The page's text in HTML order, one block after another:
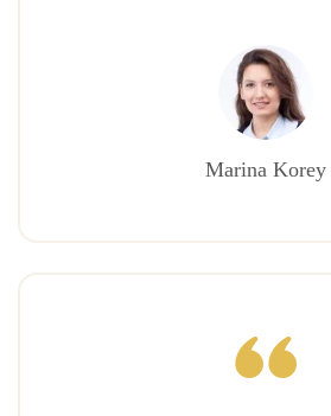
Marina Korey